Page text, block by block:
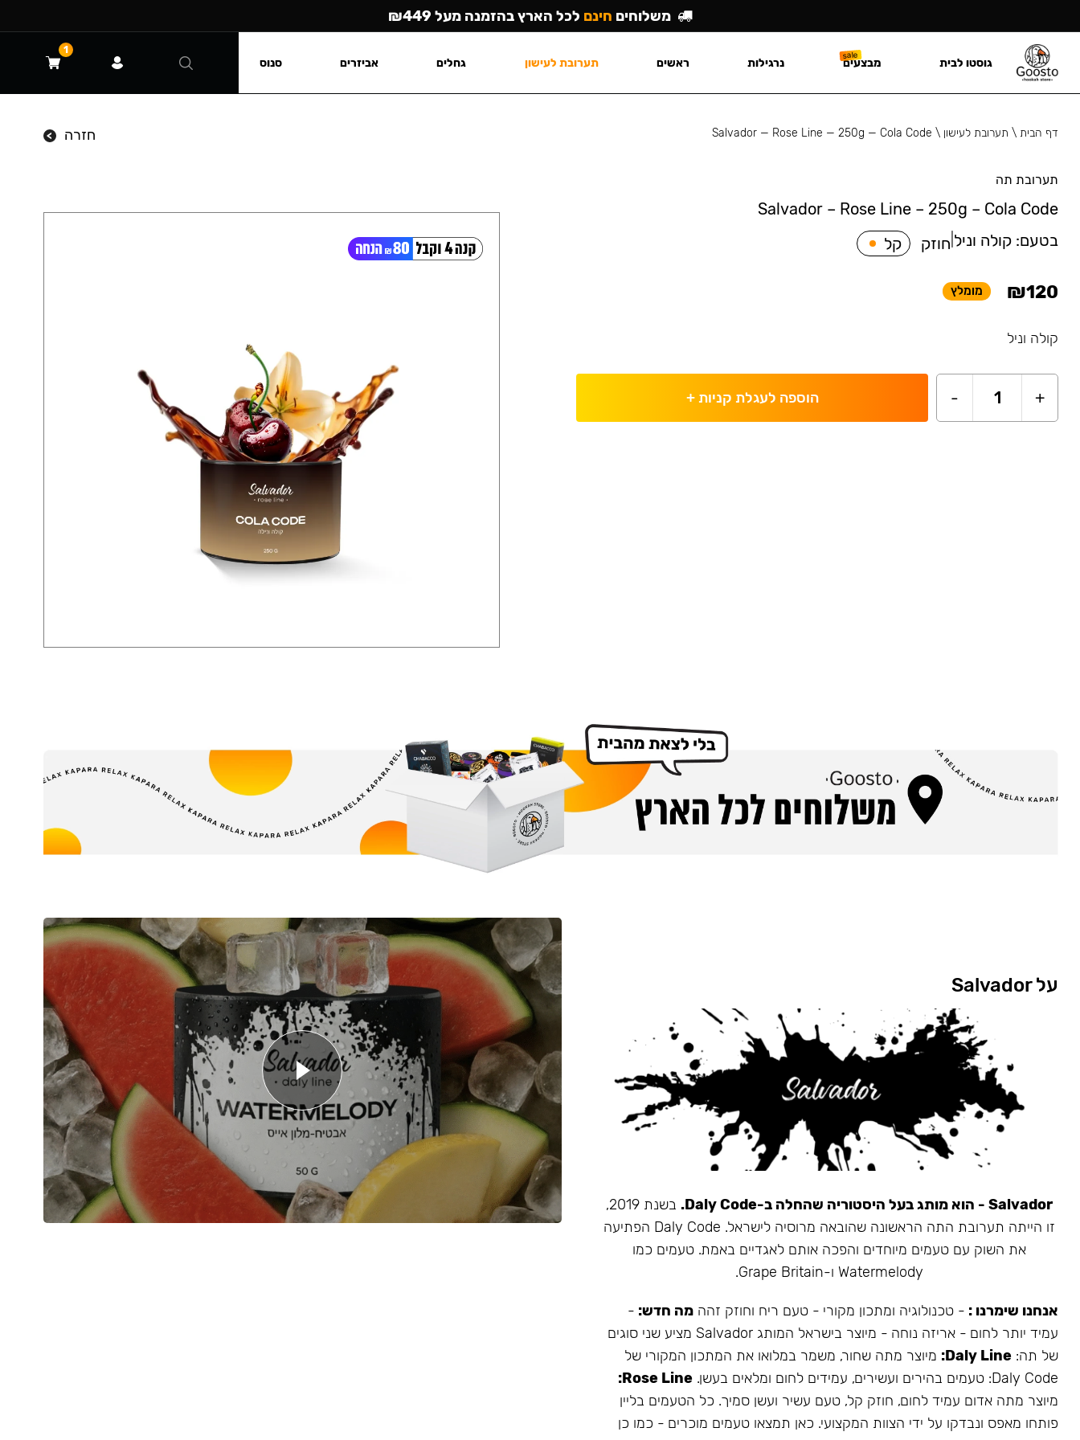
דף הבית\ תערובת לעישון \
Salvador — Rose Line — 250g — Cola Code חזרה
תערובת תה
Salvador – Rose Line – 250g – Cola Code
בטעם: קולה וניל חוזק קל
₪120 מומלץ
קולה וניל
+
1
- הוספה לעגלת קניות+
על Salvador
Salvador - הוא מותג בעל היסטוריה שהחלה ב-Daly Code.
בשנת 2019,
זו הייתה תערובת התה הראשונה שהובאה מרוסיה לישראל. Daly Code הפתיעה
את השוק עם טעמים מיוחדים והפכה אותם לאגדיים באמת. טעמים כמו
Watermelody ו-Grape Britain.
אנחנו שימרנו : - טכנולוגיה ומתכון מקורי - טעם ריח וחוזק זהה מה חדש: -
עמיד יותר לחום - אריזה נוחה - מיוצר בישראל המותג Salvador מציע שני סוגים
של תה: Daly Line: מיוצר מתה שחור, משמר במלואו את המתכון המקורי של
Daly Code: טעמים בהירים ועשירים, עמידים לחום ומלאים בעשן.
Rose Line:
מיוצר מתה אדום עמיד לחום, חוזק קל, טעם עשיר ועשן סמיך. כל הטעמים בליין
פותחו מאפס ונבדקו על ידי הצוות המקצועי. כאן תמצאו טעמים מוכרים - כמו כן
משלוחים חינם לכל הארץ בהזמנה מעל ₪449
גוסטו לבית מבצעים נרגילות ראשים תערובת לעישון גחלים אביזרים סנוס
1